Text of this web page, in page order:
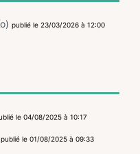
publié le 23/03/2026 à 12:00
le 04/08/2025 à 10:17
publié le 01/08/2025 à 09:33